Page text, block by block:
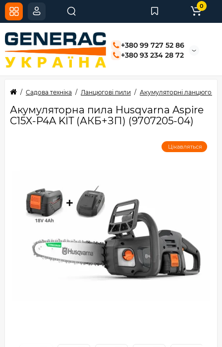
+380 99 727 52 86
+380 93 234 28 72
0
Садова техніка Ланцюгові пили Акумуляторні ланцюгові
Акумуляторна пила Husqvarna Aspire
C15X-P4A KIT (АКБ+ЗП) (9707205-04)
Цікавляться